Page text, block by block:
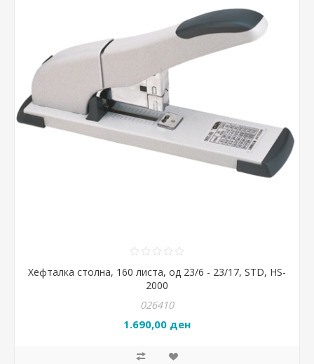
Хефталка столна, 160 листа, од 23/6 - 23/17, STD, HS-
2000
026410
1.690,00 ден